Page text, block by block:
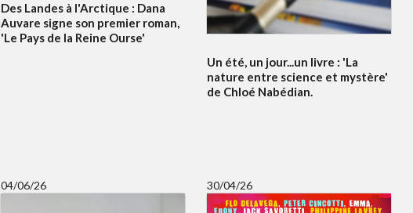
Des Landes à l'Arctique : Dana
Auvare signe son premier roman,
'Le Pays de la Reine Ourse'
Un été, un jour...un livre : 'La
nature entre science et mystère'
de Chloé Nabédian.
04/06/26 30/04/26